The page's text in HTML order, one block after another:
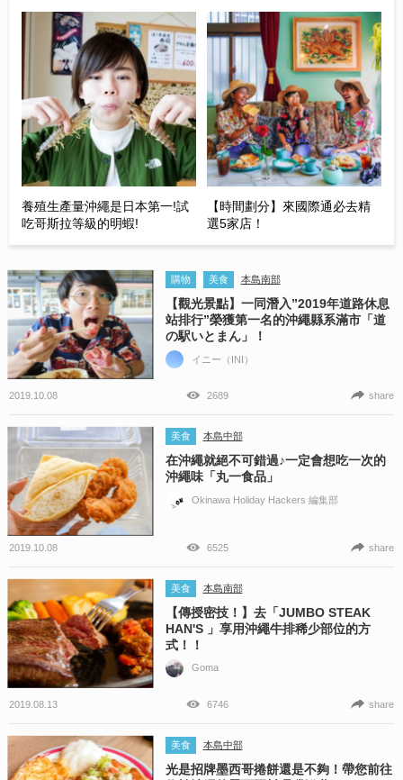
養殖生產量沖繩是日本第一!試
吃哥斯拉等級的明蝦!
【時間劃分】來國際通必去精
選5家店！
購物 美食 本島南部
【觀光景點】一同潛入”2019年道路休息
站排行”榮獲第一名的沖繩縣系滿市「道
の駅いとまん」！
イニー（INI）
2019.10.08 2689 share
美食 本島中部
在沖繩就絕不可錯過♪一定會想吃一次的
沖繩味「丸一食品」
Okinawa Holiday Hackers 編集部
2019.10.08 6525 share
美食 本島南部
【傳授密技！】去「JUMBO STEAK
HAN'S 」享用沖繩牛排稀少部位的方
式！！
Goma
2019.08.13 6746 share
美食 本島中部
光是招牌墨西哥捲餅還是不夠！帶您前往